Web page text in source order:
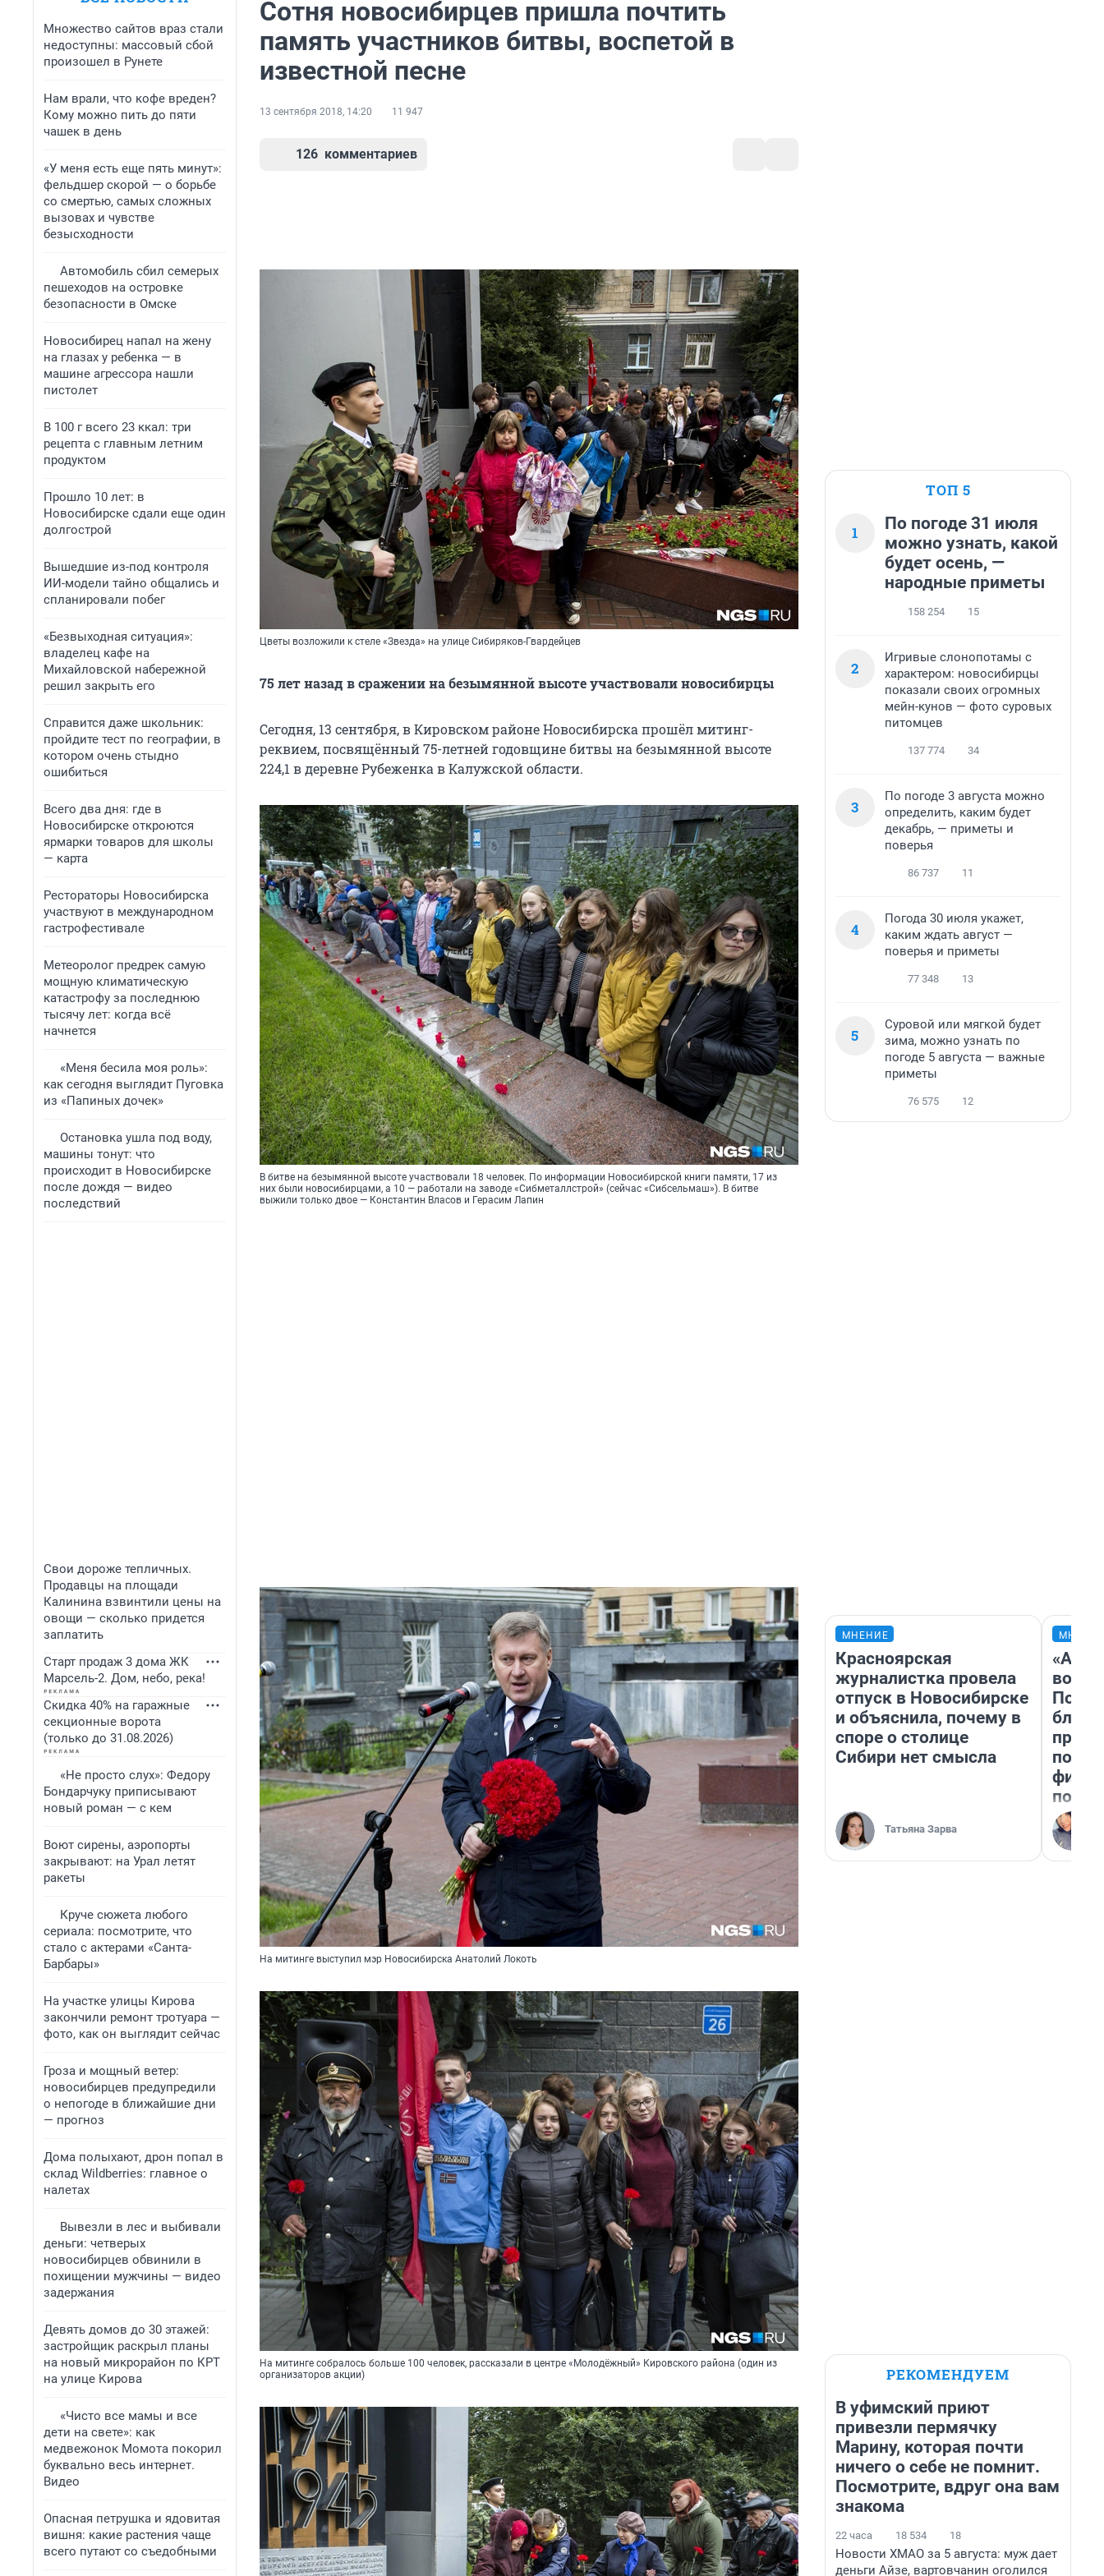
Множество сайтов враз стали
недоступны: массовый сбой
произошел в Рунете
Нам врали, что кофе вреден?
Кому можно пить до пяти
чашек в день
«У меня есть еще пять минут»:
фельдшер скорой — о борьбе
со смертью, самых сложных
вызовах и чувстве
безысходности
Автомобиль сбил семерых
пешеходов на островке
безопасности в Омске
Новосибирец напал на жену
на глазах у ребенка — в
машине агрессора нашли
пистолет
В 100 г всего 23 ккал: три
рецепта с главным летним
продуктом
Прошло 10 лет: в
Новосибирске сдали еще один
долгострой
Вышедшие из-под контроля
ИИ-модели тайно общались и
спланировали побег
«Безвыходная ситуация»:
владелец кафе на
Михайловской набережной
решил закрыть его
Справится даже школьник:
пройдите тест по географии, в
котором очень стыдно
ошибиться
Всего два дня: где в
Новосибирске откроются
ярмарки товаров для школы
— карта
Рестораторы Новосибирска
участвуют в международном
гастрофестивале
Метеоролог предрек самую
мощную климатическую
катастрофу за последнюю
тысячу лет: когда всё
начнется
«Меня бесила моя роль»:
как сегодня выглядит Пуговка
из «Папиных дочек»
Остановка ушла под воду,
машины тонут: что
происходит в Новосибирске
после дождя — видео
последствий
Свои дороже тепличных.
Продавцы на площади
Калинина взвинтили цены на
овощи — сколько придется
заплатить
Старт продаж 3 дома ЖК
Марсель-2. Дом, небо, река!
Скидка 40% на гаражные
секционные ворота
(только до 31.08.2026)
«Не просто слух»: Федору
Бондарчуку приписывают
новый роман — с кем
Воют сирены, аэропорты
закрывают: на Урал летят
ракеты
Круче сюжета любого
сериала: посмотрите, что
стало с актерами «Санта-
Барбары»
На участке улицы Кирова
закончили ремонт тротуара —
фото, как он выглядит сейчас
Гроза и мощный ветер:
новосибирцев предупредили
о непогоде в ближайшие дни
— прогноз
Дома полыхают, дрон попал в
склад Wildberries: главное о
налетах
Вывезли в лес и выбивали
деньги: четверых
новосибирцев обвинили в
похищении мужчины — видео
задержания
Девять домов до 30 этажей:
застройщик раскрыл планы
на новый микрорайон по КРТ
на улице Кирова
«Чисто все мамы и все
дети на свете»: как
медвежонок Момота покорил
буквально весь интернет.
Видео
Опасная петрушка и ядовитая
вишня: какие растения чаще
всего путают со съедобными
Сотня новосибирцев пришла почтить
память участников битвы, воспетой в
известной песне
13 сентября 2018, 14:20 11 947
126 комментариев
Цветы возложили к стеле «Звезда» на улице Сибиряков-Гвардейцев
75 лет назад в сражении на безымянной высоте участвовали новосибирцы
Сегодня, 13 сентября, в Кировском районе Новосибирска прошёл митинг-
реквием, посвящённый 75-летней годовщине битвы на безымянной высоте
224,1 в деревне Рубеженка в Калужской области.
В битве на безымянной высоте участвовали 18 человек. По информации Новосибирской книги памяти, 17 из
них были новосибирцами, а 10 — работали на заводе «Сибметаллстрой» (сейчас «Сибсельмаш»). В битве
выжили только двое — Константин Власов и Герасим Лапин
На митинге выступил мэр Новосибирска Анатолий Локоть
На митинге собралось больше 100 человек, рассказали в центре «Молодёжный» Кировского района (один из
организаторов акции)
ТОП 5
1
По погоде 31 июля
можно узнать, какой
будет осень, —
народные приметы
158 254 15
2
Игривые слонопотамы с
характером: новосибирцы
показали своих огромных
мейн-кунов — фото суровых
питомцев
137 774 34
3
По погоде 3 августа можно
определить, каким будет
декабрь, — приметы и
поверья
86 737 11
4
Погода 30 июля укажет,
каким ждать август —
поверья и приметы
77 348 13
5
Суровой или мягкой будет
зима, можно узнать по
погоде 5 августа — важные
приметы
76 575 12
МНЕНИЕ
Красноярская
журналистка провела
отпуск в Новосибирске
и объяснила, почему в
споре о столице
Сибири нет смысла
Татьяна Зарва
вот
РЕКОМЕНДУЕМ
В уфимский приют
привезли пермячку
Марину, которая почти
ничего о себе не помнит.
Посмотрите, вдруг она вам
знакома
22 часа 18 534 18
Новости ХМАО за 5 августа: муж дает
деньги Айзе, вартовчанин оголился